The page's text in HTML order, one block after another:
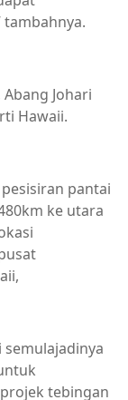
tambahnya.
Johari
Hawaii.
pantai
ke utara
tebingan